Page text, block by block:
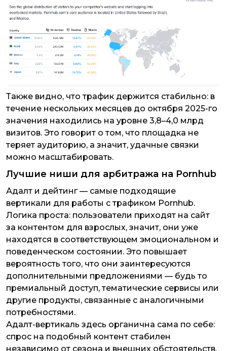
Также видно, что трафик держится стабильно: в
течение нескольких месяцев до октября 2025-го
значения находились на уровне 3,8–4,0 млрд
визитов. Это говорит о том, что площадка не
теряет аудиторию, а значит, удачные связки
можно масштабировать.
Лучшие ниши для арбитража на Pornhub
Адалт и дейтинг — самые подходящие
вертикали для работы с трафиком Pornhub.
Логика проста: пользователи приходят на сайт
за контентом для взрослых, значит, они уже
находятся в соответствующем эмоциональном и
поведенческом состоянии. Это повышает
вероятность того, что они заинтересуются
дополнительными предложениями — будь то
премиальный доступ, тематические сервисы или
другие продукты, связанные с аналогичными
потребностями.
Адалт-вертикаль здесь органична сама по себе:
спрос на подобный контент стабилен
независимо от сезона и внешних обстоятельств.